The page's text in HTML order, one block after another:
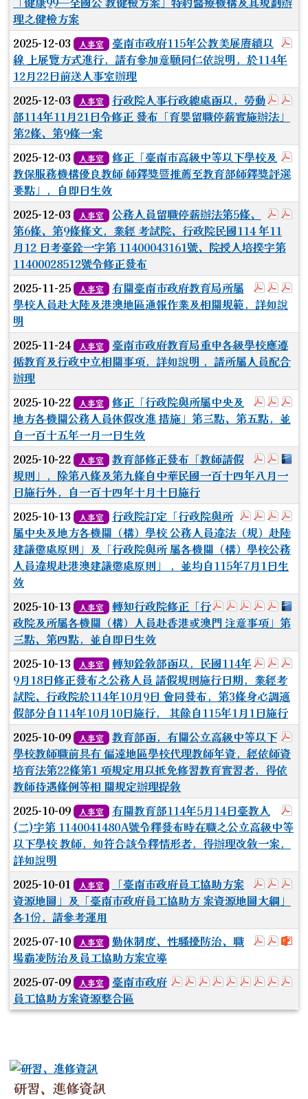
理之健檢方案
2025-12-03 人事室
臺南市政府115年公教美展賡續以
線 上展覽方式進行，請有參加意願同仁依說明，於114年
12月22日前送人事室辦理
於彈
2025-12-03 人事室
行政院人事行政總處函以，勞動
部114年11月21日令修正 發布「育嬰留職停薪實施辦法」
第2條、第9條一案
2025-12-03 人事室
修正「臺南市高級中等以下學校及
教保服務機構優良教師 師鐸獎暨推薦至教育部師鐸獎評選
要點」，自即日生效
於彈
2025-12-03 人事室
公務人員留職停薪辦法第5條、
第6條、第9條條文，業經 考試院、行政院民國114 年11
月12 日考臺銓一字第 11400043161號、院授人培揆字第
11400028512號令修正發布
於彈跳
於彈
2025-11-25 人事室
有關臺南市政府教育局所屬
學校人員赴大陸及港澳地區通報作業及相關規範，詳如說
明
2025-11-24
人事室
臺南市政府教育局重申各級學校應遵
循教育及行政中立相關事項，詳如說明 ，請所屬人員配合
辦理
於彈跳
於彈
2025-10-22 人事室
修正「行政院與所屬中央及
地方各機關公務人員休假改進 措施」第三點、第五點，並
自一百十五年一月一日生效
於彈跳
於彈
2025-10-22 人事室
教育部修正發布「教師請假
規則」，除第八條及第九條自中華民國一百十四年八月一
日施行外，自一百十四年十月十日施行
於彈跳視
於彈跳
於彈
2025-10-13 人事室
行政院訂定「行政院與所
屬中央及地方各機關（構）學校 公務人員違法（規）赴陸
建議懲處原則」及「行政院與所 屬各機關（構）學校公務
人員違規赴港澳建議懲處原則」 ，並均自115年7月1日生
效
於彈跳視窗觀
於彈跳視窗
於彈跳視
於彈跳
於彈
2025-10-13 人事室
轉知行政院修正「行
政院及所屬各機關（構）人員赴香港或澳門 注意事項」第
三點、第四點，並自即日生效
於彈跳
於彈
2025-10-13 人事室
轉知銓敘部函以，民國114年
9月18日修正發布之公務人員 請假規則施行日期，業經考
試院、行政院於114年10月9日 會同發布，第3條身心調適
假部分自114年10月10日施行， 其餘自115年1月1日施行
2025-10-09 人事室
教育部函，有關公立高級中等以下
學校教師職前具有 偏遠地區學校代理教師年資，經依師資
培育法第22條第1 項規定用以抵免修習教育實習者，得依
教師待遇條例等相 關規定辦理提敘
2025-10-09 人事室
有關教育部114年5月14日臺教人
(二)字第 1140041480A號令釋發布時在職之公立高級中等
以下學校 教師，如符合該令釋情形者，得辦理改敘一案，
詳如說明
於彈跳
於彈
2025-10-01 人事室
「臺南市政府員工協助方案
資源地圖」及「臺南市政府員工協助方 案資源地圖大綱」
各1份，請參考運用
於彈跳
於彈
2025-07-10 人事室
勤休制度、性騷擾防治、職
場霸凌防治及員工協助方案宣導
於彈跳視窗觀看：1.臺
於彈跳視窗觀看：2.
於彈跳視窗觀看：
於彈跳視窗觀
於彈跳視窗
於彈跳視
於彈跳
於彈
2025-07-09 人事室
臺南市政府
員工協助方案資源整合區
研習、進修資訊